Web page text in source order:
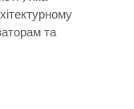
та